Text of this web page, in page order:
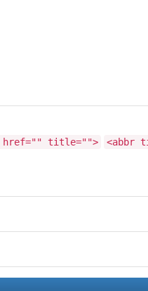
href="" title=""> <abbr